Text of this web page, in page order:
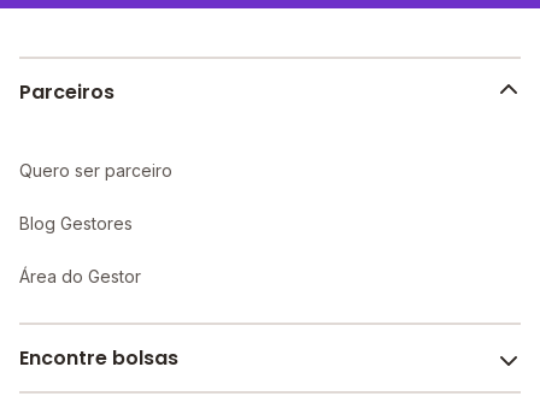
Parceiros
Quero ser parceiro
Blog Gestores
Área do Gestor
Encontre bolsas